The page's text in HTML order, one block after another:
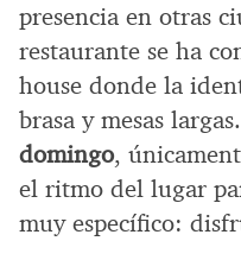
presencia en otras
restaurante se ha
house donde la
brasa y mesas
domingo,
el ritmo del lugar
muy específico: